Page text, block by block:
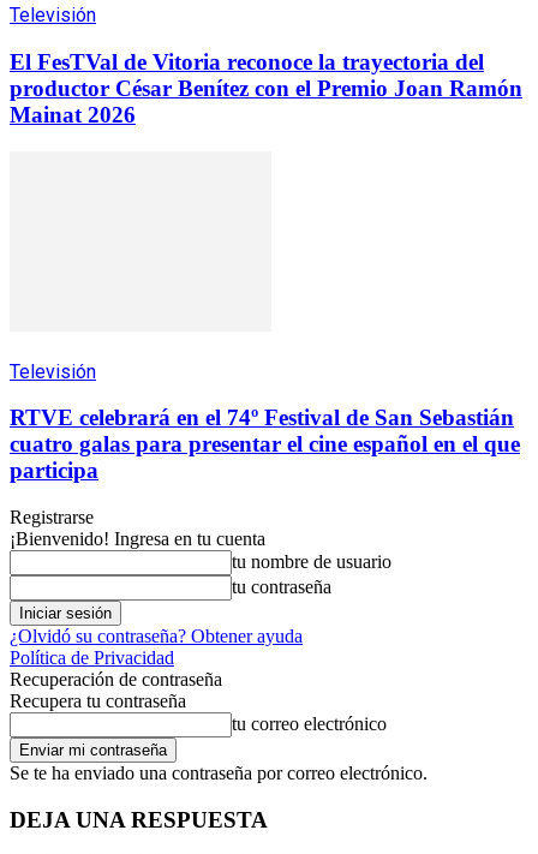
Televisión
El FesTVal de Vitoria reconoce la trayectoria del
productor César Benítez con el Premio Joan Ramón
Mainat 2026
Televisión
RTVE celebrará en el 74º Festival de San Sebastián
cuatro galas para presentar el cine español en el que
participa
Registrarse
¡Bienvenido! Ingresa en tu cuenta
tu nombre de usuario
tu contraseña
¿Olvidó su contraseña? Obtener ayuda
Política de Privacidad
Recuperación de contraseña
Recupera tu contraseña
tu correo electrónico
Se te ha enviado una contraseña por correo electrónico.
DEJA UNA RESPUESTA